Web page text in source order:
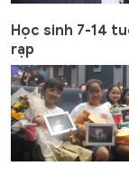
Học sinh 7-14
rạp